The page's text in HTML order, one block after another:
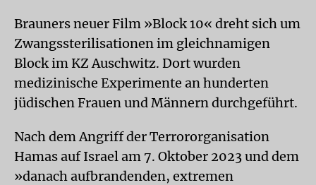
Brauners neuer Film »Block 10« dreht sich um
Zwangssterilisationen im gleichnamigen
Block im KZ Auschwitz. Dort wurden
medizinische Experimente an hunderten
jüdischen Frauen und Männern durchgeführt.
Nach dem Angriff der Terrororganisation
Hamas auf Israel am 7. Oktober 2023 und dem
»danach aufbrandenden, extremen